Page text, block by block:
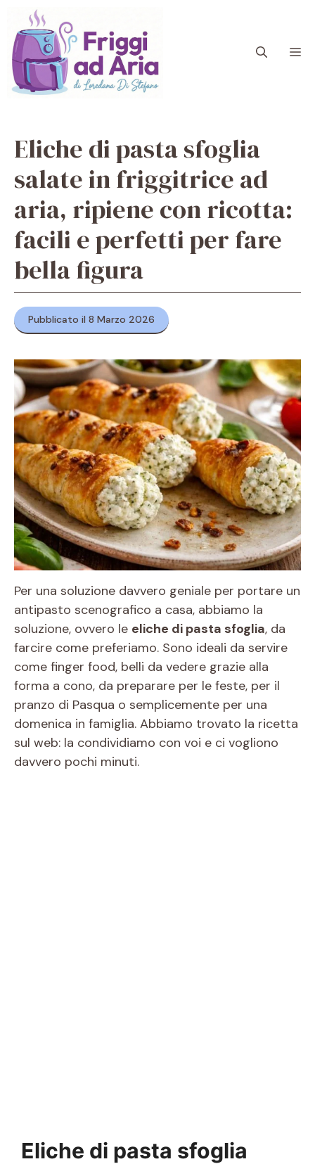
contenuto
Eliche di pasta sfoglia
salate in friggitrice ad
aria, ripiene con ricotta:
facili e perfetti per fare
bella figura
Pubblicato il 8 Marzo 2026
Per una soluzione davvero geniale per portare un
antipasto scenografico a casa, abbiamo la
soluzione, ovvero le eliche di pasta sfoglia, da
farcire come preferiamo. Sono ideali da servire
come finger food, belli da vedere grazie alla
forma a cono, da preparare per le feste, per il
pranzo di Pasqua o semplicemente per una
domenica in famiglia. Abbiamo trovato la ricetta
sul web: la condividiamo con voi e ci vogliono
davvero pochi minuti.
Eliche di pasta sfoglia